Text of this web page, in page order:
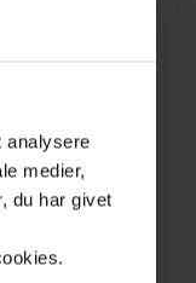
analysere
medier,
du har givet